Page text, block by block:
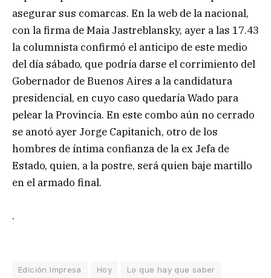
asegurar sus comarcas. En la web de la nacional,
con la firma de Maia Jastreblansky, ayer a las 17.43
la columnista confirmó el anticipo de este medio
del día sábado, que podría darse el corrimiento del
Gobernador de Buenos Aires a la candidatura
presidencial, en cuyo caso quedaría Wado para
pelear la Provincia. En este combo aún no cerrado
se anotó ayer Jorge Capitanich, otro de los
hombres de íntima confianza de la ex Jefa de
Estado, quien, a la postre, será quien baje martillo
en el armado final.
.
Edición Impresa Hoy
Lo que hay que saber